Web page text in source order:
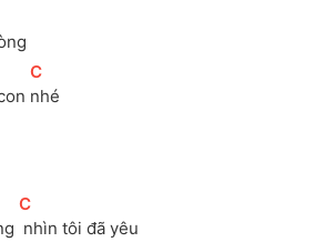
[
C
nhé
[
C
nhìn tôi đã yêu